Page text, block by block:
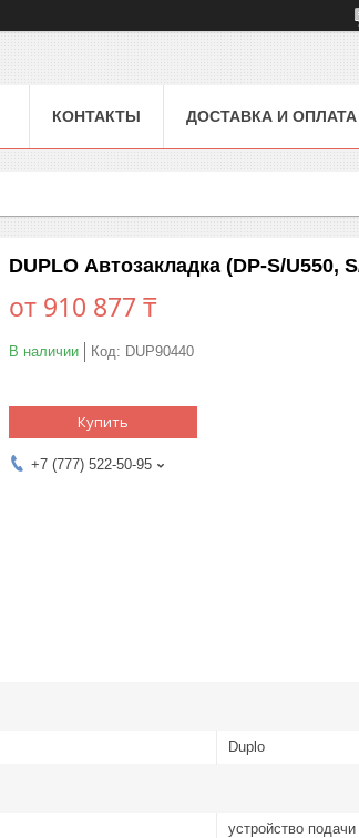
КОНТАКТЫ ДОСТАВКА И ОПЛАТА
DUPLO Автозакладка (DP-S/U550,
от 910 877 ₸
В наличии Код: DUP90440
Купить
+7 (777) 522-50-95
Duplo
устройство